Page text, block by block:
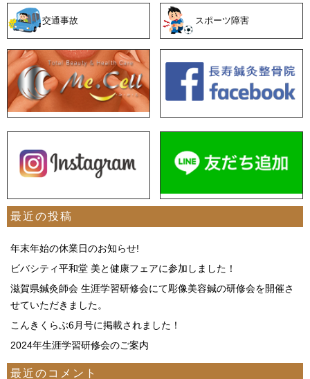
交通事故 スポーツ障害
最近の投稿
年末年始の休業日のお知らせ!
ビバシティ平和堂 美と健康フェアに参加しました！
滋賀県鍼灸師会 生涯学習研修会にて彫像美容鍼の研修会を開催さ
せていただきました。
こんきくらぶ6月号に掲載されました！
2024年生涯学習研修会のご案内
最近のコメント